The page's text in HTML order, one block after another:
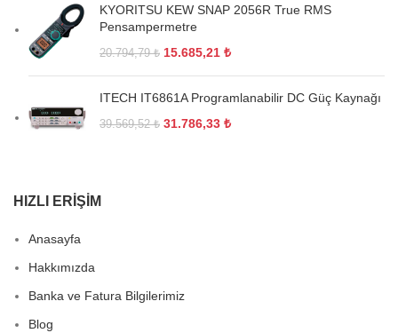
KYORITSU KEW SNAP 2056R True RMS
Pensampermetre
20.794,79₺ 15.685,21 ₺
ITECH IT6861A Programlanabilir DC Güç Kaynağı
39.569,52₺ 31.786,33 ₺
HIZLI ERIŞIM
Anasayfa
Hakkımızda
Banka ve Fatura Bilgilerimiz
Blog